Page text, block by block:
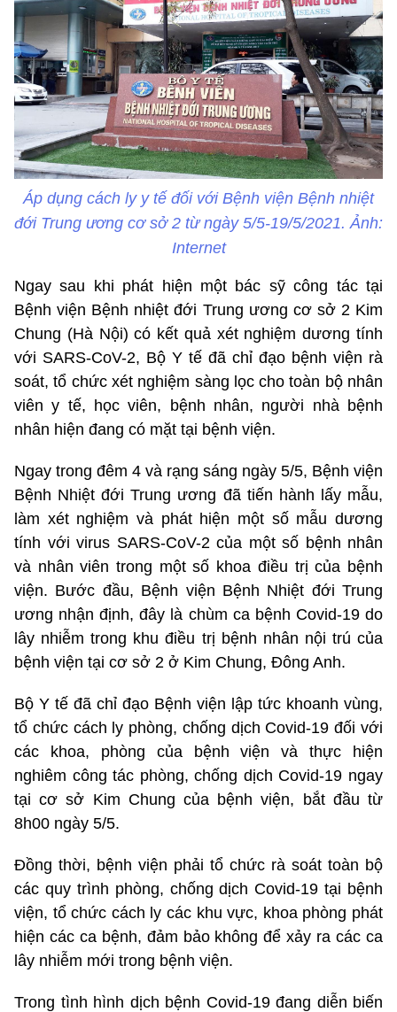
Áp dụng cách ly y tế đối với Bệnh viện Bệnh nhiệt
đới Trung ương cơ sở 2 từ ngày 5/5-19/5/2021. Ảnh:
Internet
Ngay sau khi phát hiện một bác sỹ công tác tại
Bệnh viện Bệnh nhiệt đới Trung ương cơ sở 2 Kim
Chung (Hà Nội) có kết quả xét nghiệm dương tính
với SARS-CoV-2, Bộ Y tế đã chỉ đạo bệnh viện rà
soát, tổ chức xét nghiệm sàng lọc cho toàn bộ nhân
viên y tế, học viên, bệnh nhân, người nhà bệnh
nhân hiện đang có mặt tại bệnh viện.
Ngay trong đêm 4 và rạng sáng ngày 5/5, Bệnh viện
Bệnh Nhiệt đới Trung ương đã tiến hành lấy mẫu,
làm xét nghiệm và phát hiện một số mẫu dương
tính với virus SARS-CoV-2 của một số bệnh nhân
và nhân viên trong một số khoa điều trị của bệnh
viện. Bước đầu, Bệnh viện Bệnh Nhiệt đới Trung
ương nhận định, đây là chùm ca bệnh Covid-19 do
lây nhiễm trong khu điều trị bệnh nhân nội trú của
bệnh viện tại cơ sở 2 ở Kim Chung, Đông Anh.
Bộ Y tế đã chỉ đạo Bệnh viện lập tức khoanh vùng,
tổ chức cách ly phòng, chống dịch Covid-19 đối với
các khoa, phòng của bệnh viện và thực hiện
nghiêm công tác phòng, chống dịch Covid-19 ngay
tại cơ sở Kim Chung của bệnh viện, bắt đầu từ
8h00 ngày 5/5.
Đồng thời, bệnh viện phải tổ chức rà soát toàn bộ
các quy trình phòng, chống dịch Covid-19 tại bệnh
viện, tổ chức cách ly các khu vực, khoa phòng phát
hiện các ca bệnh, đảm bảo không để xảy ra các ca
lây nhiễm mới trong bệnh viện.
Trong tình hình dịch bệnh Covid-19 đang diễn biến